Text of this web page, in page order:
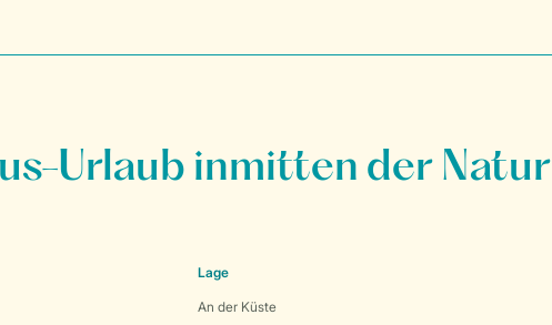
Urlaub inmitten der Natur
Lage
An der Küste